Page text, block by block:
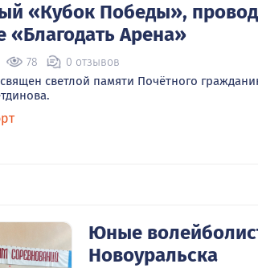
«Кубок Победы»,
«Благодать Арена»
78 0 отзывов
светлой памяти Почётного
Юные
Новоуральска